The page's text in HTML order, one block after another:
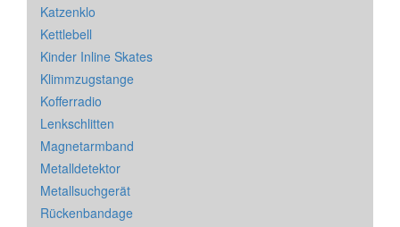
Katzenklo
Kettlebell
Kinder Inline Skates
Klimmzugstange
Kofferradio
Lenkschlitten
Magnetarmband
Metalldetektor
Metallsuchgerät
Rückenbandage